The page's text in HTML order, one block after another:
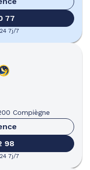
77
7j/7
Compiègne
98
7j/7